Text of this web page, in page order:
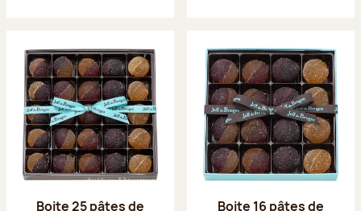
Boite 25 pâtes de Boite 16 pâtes de